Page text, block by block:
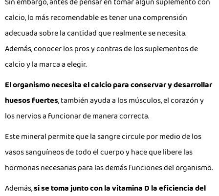
calcio, lo más recomendable es tener una comprensión
adecuada sobre la cantidad que realmente se necesita.
Además, conocer los pros y contras de los suplementos de
calcio y la marca a elegir.
El organismo necesita el calcio para conservar y desarrollar
huesos fuertes, también ayuda a los músculos, el corazón y
los nervios a funcionar de manera correcta.
Este mineral permite que la sangre circule por medio de los
vasos sanguíneos de todo el cuerpo y hace que libere las
hormonas necesarias para las demás funciones del organismo.
Además,si se toma junto con la vitamina D la eficiencia del